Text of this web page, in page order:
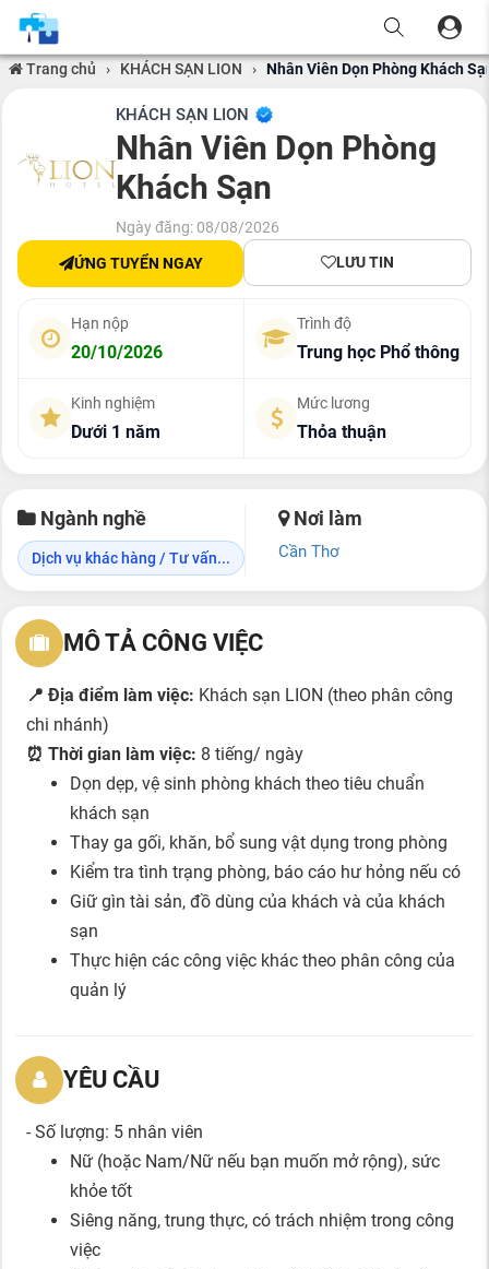
Trang chủ › KHÁCH SẠN LION › Nhân Viên Dọn Phòng Khách
KHÁCH SẠN LION
Nhân Viên Dọn Phòng
Khách Sạn
Ngày đăng: 08/08/2026
ỨNG TUYỂN NGAY LƯU TIN
Hạn nộp
20/10/2026
Trình độ
Trung học Phổ thông
Kinh nghiệm
Dưới 1 năm
Mức lương
Thỏa thuận
Ngành nghề
Dịch vụ khác hàng / Tư vấn...
Nơi làm
Cần Thơ
MÔ TẢ CÔNG VIỆC
📍 Địa điểm làm việc: Khách sạn LION (theo phân công
chi nhánh)
⏰ Thời gian làm việc: 8 tiếng/ ngày
Dọn dẹp, vệ sinh phòng khách theo tiêu chuẩn
khách sạn
Thay ga gối, khăn, bổ sung vật dụng trong phòng
Kiểm tra tình trạng phòng, báo cáo hư hỏng nếu có
Giữ gìn tài sản, đồ dùng của khách và của khách
sạn
Thực hiện các công việc khác theo phân công của
quản lý
YÊU CẦU
- Số lượng: 5 nhân viên
Nữ (hoặc Nam/Nữ nếu bạn muốn mở rộng), sức
khỏe tốt
Siêng năng, trung thực, có trách nhiệm trong công
việc